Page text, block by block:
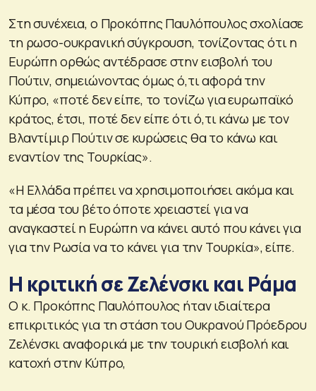
Στη συνέχεια, ο Προκόπης Παυλόπουλος σχολίασε
τη ρωσο-ουκρανική σύγκρουση, τονίζοντας ότι η
Ευρώπη ορθώς αντέδρασε στην εισβολή του
Πούτιν, σημειώνοντας όμως ό,τι αφορά την
Κύπρο, «ποτέ δεν είπε, το τονίζω για ευρωπαϊκό
κράτος, έτσι, ποτέ δεν είπε ότι ό,τι κάνω με τον
Βλαντίμιρ Πούτιν σε κυρώσεις θα το κάνω και
εναντίον της Τουρκίας».
«Η Ελλάδα πρέπει να χρησιμοποιήσει ακόμα και
τα μέσα του βέτο όποτε χρειαστεί για να
αναγκαστεί η Ευρώπη να κάνει αυτό που κάνει για
για την Ρωσία να το κάνει για την Τουρκία», είπε.
Η κριτική σε Ζελένσκι και Ράμα
Ο κ. Προκόπης Παυλόπουλος ήταν ιδιαίτερα
επικριτικός για τη στάση του Ουκρανού Πρόεδρου
Ζελένσκι αναφορικά με την τουρική εισβολή και
κατοχή στην Κύπρο,